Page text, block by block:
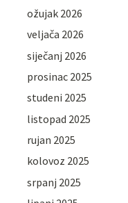
ožujak 2026
veljača 2026
siječanj 2026
prosinac 2025
studeni 2025
listopad 2025
rujan 2025
kolovoz 2025
srpanj 2025